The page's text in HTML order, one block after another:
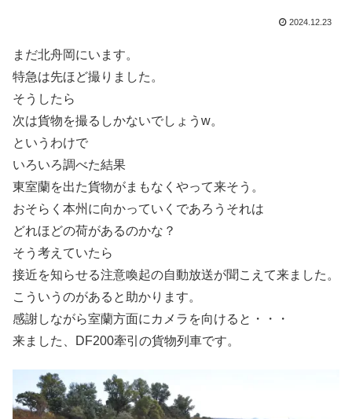
2024.12.23
まだ北舟岡にいます。
特急は先ほど撮りました。
そうしたら
次は貨物を撮るしかないでしょうw。
というわけで
いろいろ調べた結果
東室蘭を出た貨物がまもなくやって来そう。
おそらく本州に向かっていくであろうそれは
どれほどの荷があるのかな？
そう考えていたら
接近を知らせる注意喚起の自動放送が聞こえて来ました。
こういうのがあると助かります。
感謝しながら室蘭方面にカメラを向けると・・・
来ました、DF200牽引の貨物列車です。